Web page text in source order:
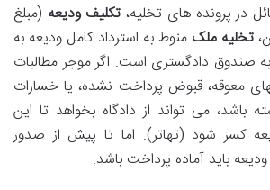
در پرونده های تخلیه، تکلیف ودیعه (مبلغ
تخلیه ملک منوط به استرداد کامل ودیعه به
صندوق دادگستری است. اگر موجر مطالبات
معوقه، قبوض پرداخت نشده، یا خسارات
باشد، می تواند از دادگاه بخواهد تا این
کسر شود (تهاتر). اما تا پیش از صدور
باید آماده پرداخت باشد.